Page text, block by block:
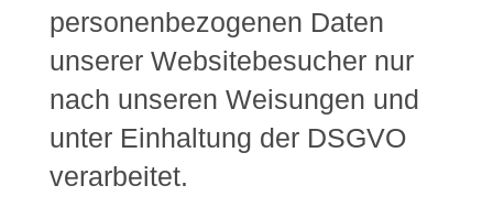
personenbezogenen Daten
unserer Websitebesucher nur
nach unseren Weisungen und
unter Einhaltung der DSGVO
verarbeitet.